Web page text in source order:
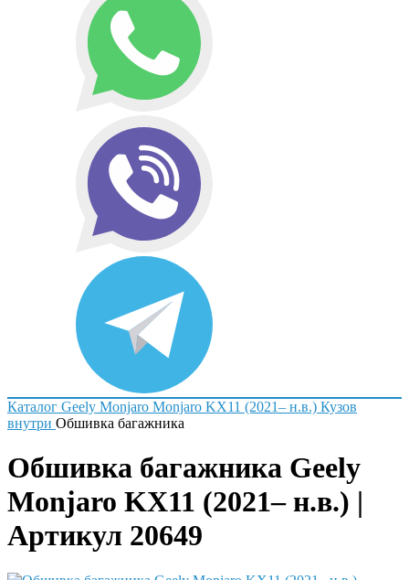
Каталог Geely Monjaro Monjaro KX11 (2021– н.в.) Кузов
внутри Обшивка багажника
Обшивка багажника Geely
Monjaro KX11 (2021– н.в.) |
Артикул 20649